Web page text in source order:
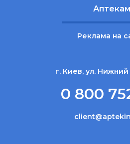
Аптекам
Реклама на
г. Киев, ул. Нижний
0 800